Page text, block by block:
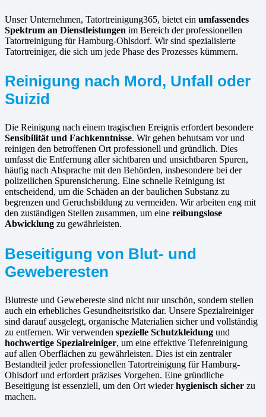
Unser Unternehmen, Tatortreinigung365, bietet ein umfassendes
Spektrum an Dienstleistungen im Bereich der professionellen
Tatortreinigung für Hamburg-Ohlsdorf. Wir sind spezialisierte
Tatortreiniger, die sich um jede Phase des Prozesses kümmern.
Reinigung nach Mord, Unfall oder
Suizid
Die Reinigung nach einem tragischen Ereignis erfordert besondere
Sensibilität und Fachkenntnisse. Wir gehen behutsam vor und
reinigen den betroffenen Ort professionell und gründlich. Dies
umfasst die Entfernung aller sichtbaren und unsichtbaren Spuren,
häufig nach Absprache mit den Behörden, insbesondere bei der
polizeilichen Spurensicherung. Eine schnelle Reinigung ist
entscheidend, um die Schäden an der baulichen Substanz zu
begrenzen und Geruchsbildung zu vermeiden. Wir arbeiten eng mit
den zuständigen Stellen zusammen, um eine reibungslose
Abwicklung zu gewährleisten.
Beseitigung von Blut- und
Geweberesten
Blutreste und Gewebereste sind nicht nur unschön, sondern stellen
auch ein erhebliches Gesundheitsrisiko dar. Unsere Spezialreiniger
sind darauf ausgelegt, organische Materialien sicher und vollständig
zu entfernen. Wir verwenden spezielle Schutzkleidung und
hochwertige Spezialreiniger, um eine effektive Tiefenreinigung
auf allen Oberflächen zu gewährleisten. Dies ist ein zentraler
Bestandteil jeder professionellen Tatortreinigung für Hamburg-
Ohlsdorf und erfordert präzises Vorgehen. Eine gründliche
Beseitigung ist essenziell, um den Ort wiederhygienisch sicher zu
machen.